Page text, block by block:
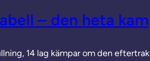
– den heta
14 lag kämpar om den